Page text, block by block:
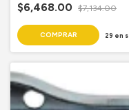
$6,468.00 $7,134.00
29 en